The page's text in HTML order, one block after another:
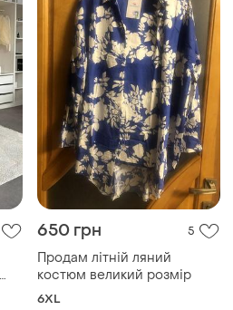
650 грн 5
Продам літній ляний
костюм великий розмір
6XL